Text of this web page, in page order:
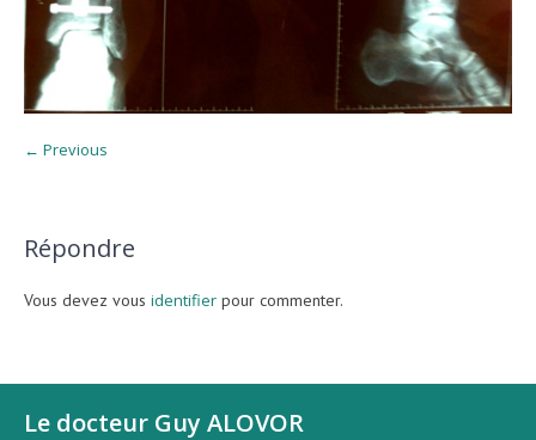
← Previous
Répondre
Vous devez vous identifier pour commenter.
Le docteur Guy ALOVOR